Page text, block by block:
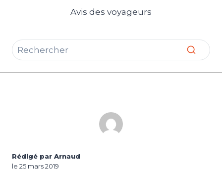
Avis des voyageurs
Rédigé par Arnaud
le 25 mars 2019